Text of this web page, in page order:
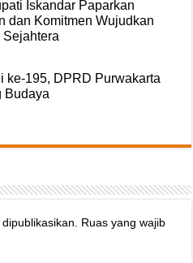
Iskandar Paparkan
dan Komitmen Wujudkan
ke-195, DPRD Purwakarta
Budaya
Ruas yang wajib